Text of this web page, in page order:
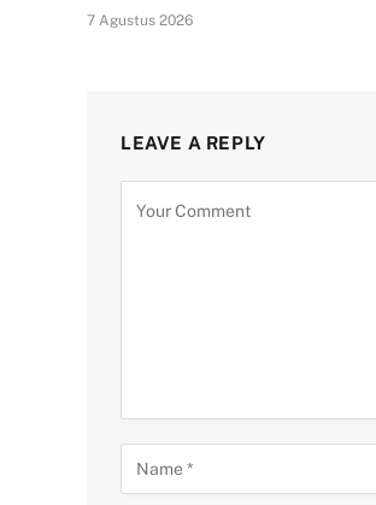
7 Agustus 2026
LEAVE A REPLY